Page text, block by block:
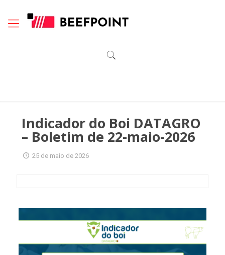
Indicador do Boi DATAGRO
– Boletim de 22-maio-2026
25 de maio de 2026